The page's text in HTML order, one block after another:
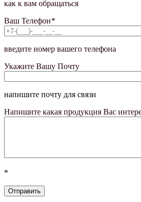
как к вам обращаться
Ваш Телефон*
введите номер вашего телефона
Укажите Вашу Почту
напишите почту для связи
Напишите какая продукция Вас
*